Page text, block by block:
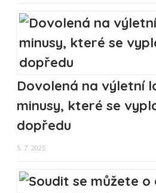
Dovolená na výletní
minusy, které se
dopředu
5. 7. 2025